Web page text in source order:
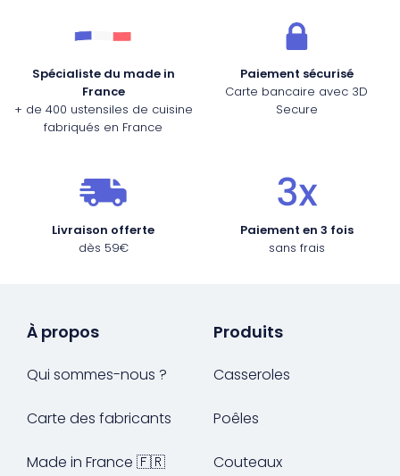
Spécialiste du made in
France
+ de 400 ustensiles de cuisine
fabriqués en France
Paiement sécurisé
Carte bancaire avec 3D
Secure
Livraison offerte
dès 59€
Paiement en 3 fois
sans frais
À propos
Qui sommes-nous ?
Carte des fabricants
Made in France 🇫🇷
Produits
Casseroles
Poêles
Couteaux